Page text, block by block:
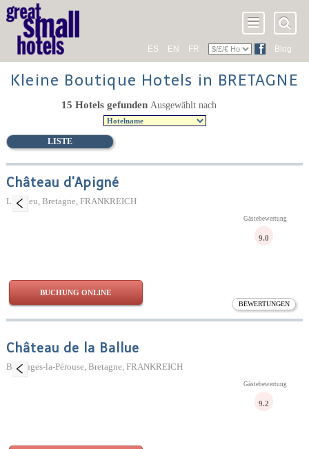
ES EN FR Blog
Kleine Boutique Hotels in BRETAGNE
LISTE
15 Hotels gefunden Ausgewählt nach
Château d'Apigné
Le Rheu, Bretagne, FRANKREICH
BEWERTUNGEN
Gästebewertung
9.0
BUCHUNG ONLINE
Château de la Ballue
Bazouges-la-Pérouse, Bretagne, FRANKREICH
Gästebewertung
9.2